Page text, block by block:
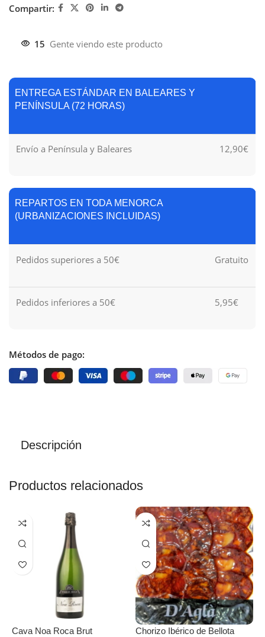
Compartir:
15 Gente viendo este producto
ENTREGA ESTÁNDAR EN BALEARES Y
PENÍNSULA (72 HORAS)
Envío a Península y Baleares 12,90€
REPARTOS EN TODA MENORCA
(URBANIZACIONES INCLUIDAS)
Pedidos superiores a 50€ Gratuito
Pedidos inferiores a 50€ 5,95€
Métodos de pago:
Descripción
Productos relacionados
Cava Noa Roca Brut
Chorizo Ibérico de Bellota